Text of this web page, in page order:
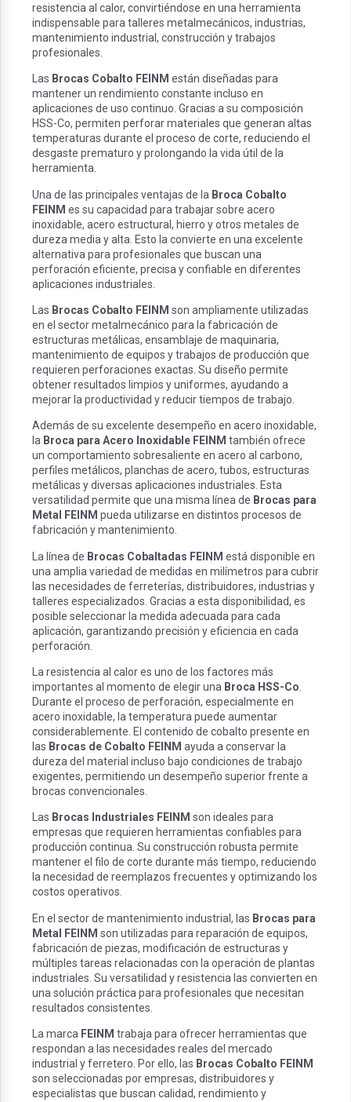
resistencia al calor, convirtiéndose en una herramienta
indispensable para talleres metalmecánicos, industrias,
mantenimiento industrial, construcción y trabajos
profesionales.
Las Brocas Cobalto FEINM están diseñadas para
mantener un rendimiento constante incluso en
aplicaciones de uso continuo. Gracias a su composición
HSS-Co, permiten perforar materiales que generan altas
temperaturas durante el proceso de corte, reduciendo el
desgaste prematuro y prolongando la vida útil de la
herramienta.
Una de las principales ventajas de la Broca Cobalto
FEINM es su capacidad para trabajar sobre acero
inoxidable, acero estructural, hierro y otros metales de
dureza media y alta. Esto la convierte en una excelente
alternativa para profesionales que buscan una
perforación eficiente, precisa y confiable en diferentes
aplicaciones industriales.
Las Brocas Cobalto FEINM son ampliamente utilizadas
en el sector metalmecánico para la fabricación de
estructuras metálicas, ensamblaje de maquinaria,
mantenimiento de equipos y trabajos de producción que
requieren perforaciones exactas. Su diseño permite
obtener resultados limpios y uniformes, ayudando a
mejorar la productividad y reducir tiempos de trabajo.
Además de su excelente desempeño en acero inoxidable,
la Broca para Acero Inoxidable FEINM también ofrece
un comportamiento sobresaliente en acero al carbono,
perfiles metálicos, planchas de acero, tubos, estructuras
metálicas y diversas aplicaciones industriales. Esta
versatilidad permite que una misma línea de Brocas para
Metal FEINM pueda utilizarse en distintos procesos de
fabricación y mantenimiento.
La línea de Brocas Cobaltadas FEINM está disponible en
una amplia variedad de medidas en milímetros para cubrir
las necesidades de ferreterías, distribuidores, industrias y
talleres especializados. Gracias a esta disponibilidad, es
posible seleccionar la medida adecuada para cada
aplicación, garantizando precisión y eficiencia en cada
perforación.
La resistencia al calor es uno de los factores más
importantes al momento de elegir una Broca HSS-Co
Durante el proceso de perforación, especialmente en
acero inoxidable, la temperatura puede aumentar
considerablemente. El contenido de cobalto presente en
las Brocas de Cobalto FEINM ayuda a conservar la
dureza del material incluso bajo condiciones de trabajo
exigentes, permitiendo un desempeño superior frente a
brocas convencionales.
Las Brocas Industriales FEINM son ideales para
empresas que requieren herramientas confiables para
producción continua. Su construcción robusta permite
mantener el filo de corte durante más tiempo, reduciendo
la necesidad de reemplazos frecuentes y optimizando los
costos operativos.
En el sector de mantenimiento industrial, las Brocas para
Metal FEINM son utilizadas para reparación de equipos,
fabricación de piezas, modificación de estructuras y
múltiples tareas relacionadas con la operación de plantas
industriales. Su versatilidad y resistencia las convierten en
una solución práctica para profesionales que necesitan
resultados consistentes.
La marca FEINM trabaja para ofrecer herramientas que
respondan a las necesidades reales del mercado
industrial y ferretero. Por ello, las Brocas Cobalto FEINM
son seleccionadas por empresas, distribuidores y
especialistas que buscan calidad, rendimiento y